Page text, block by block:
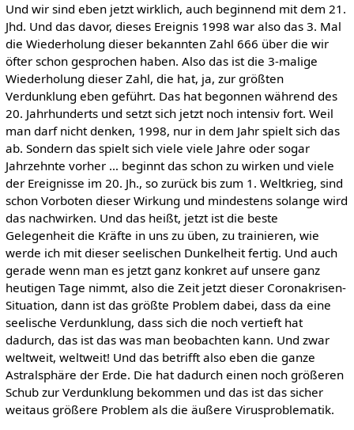
Und wir sind eben jetzt wirklich, auch beginnend mit dem 21.
Jhd. Und das davor, dieses Ereignis 1998 war also das 3. Mal
die Wiederholung dieser bekannten Zahl 666 über die wir
öfter schon gesprochen haben. Also das ist die 3-malige
Wiederholung dieser Zahl, die hat, ja, zur größten
Verdunklung eben geführt. Das hat begonnen während des
20. Jahrhunderts und setzt sich jetzt noch intensiv fort. Weil
man darf nicht denken, 1998, nur in dem Jahr spielt sich das
ab. Sondern das spielt sich viele viele Jahre oder sogar
Jahrzehnte vorher … beginnt das schon zu wirken und viele
der Ereignisse im 20. Jh., so zurück bis zum 1. Weltkrieg, sind
schon Vorboten dieser Wirkung und mindestens solange wird
das nachwirken. Und das heißt, jetzt ist die beste
Gelegenheit die Kräfte in uns zu üben, zu trainieren, wie
werde ich mit dieser seelischen Dunkelheit fertig. Und auch
gerade wenn man es jetzt ganz konkret auf unsere ganz
heutigen Tage nimmt, also die Zeit jetzt dieser Coronakrisen-
Situation, dann ist das größte Problem dabei, dass da eine
seelische Verdunklung, dass sich die noch vertieft hat
dadurch, das ist das was man beobachten kann. Und zwar
weltweit, weltweit! Und das betrifft also eben die ganze
Astralsphäre der Erde. Die hat dadurch einen noch größeren
Schub zur Verdunklung bekommen und das ist das sicher
weitaus größere Problem als die äußere Virusproblematik.